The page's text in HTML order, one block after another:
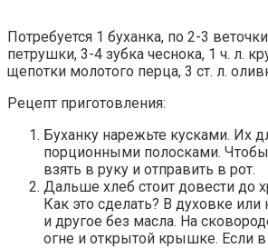
Потребуется 1 буханка, по 2-3
петрушки, 3-4 зубка чеснока, 1 ч. л.
щепотки молотого перца, 3 ст. л.
Рецепт приготовления:
Буханку нарежьте кусками. Их
порционными полосками.
взять в руку и отправить в рот.
Дальше хлеб стоит довести до
Как это сделать? В духовке или
и другое без масла. На
огне и открытой крышке. Если в